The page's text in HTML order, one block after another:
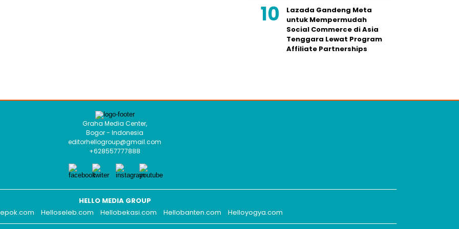
Lazada Gandeng Meta
untuk Mempermudah
Social Commerce di Asia
Tenggara Lewat Program
Affiliate Partnerships
Graha Media Center,
Bogor - Indonesia
editorhellogroup@gmail.com
+628557777888
HELLO MEDIA GROUP
Helloseleb.com Hellobekasi.com Hellobanten.com Helloyogya.com